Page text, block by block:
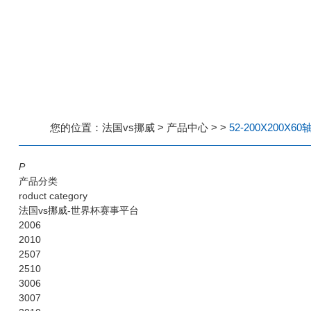
您的位置： 法国vs挪威> 产品中心> > 52-200X200X60
P
产品分类
roduct category
法国vs挪威-世界杯赛事平台
2006
2010
2507
2510
3006
3007